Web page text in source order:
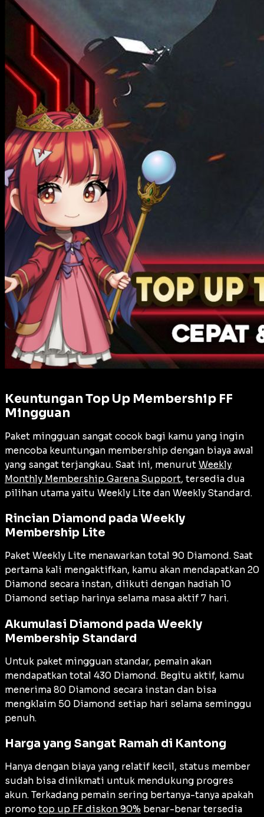
Keuntungan Top Up Membership FF
Mingguan
Paket mingguan sangat cocok bagi kamu yang ingin
mencoba keuntungan membership dengan biaya awal
yang sangat terjangkau. Saat ini, menurut Weekly
Monthly Membership Garena Support, tersedia dua
pilihan utama yaitu Weekly Lite dan Weekly Standard.
Rincian Diamond pada Weekly
Membership Lite
Paket Weekly Lite menawarkan total 90 Diamond. Saat
pertama kali mengaktifkan, kamu akan mendapatkan 20
Diamond secara instan, diikuti dengan hadiah 10
Diamond setiap harinya selama masa aktif 7 hari.
Akumulasi Diamond pada Weekly
Membership Standard
Untuk paket mingguan standar, pemain akan
mendapatkan total 430 Diamond. Begitu aktif, kamu
menerima 80 Diamond secara instan dan bisa
mengklaim 50 Diamond setiap hari selama seminggu
penuh.
Harga yang Sangat Ramah di Kantong
Hanya dengan biaya yang relatif kecil, status member
sudah bisa dinikmati untuk mendukung progres
akun. Terkadang pemain sering bertanya-tanya apakah
promo top up FF diskon 90% benar-benar tersedia